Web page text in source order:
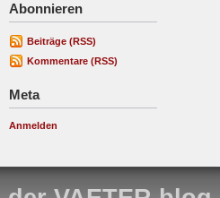
Abonnieren
Beiträge (RSS)
Kommentare (RSS)
Meta
Anmelden